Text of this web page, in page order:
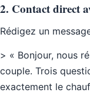
2. Contact direct
Rédigez un
> « Bonjour, nous
couple. Trois
exactement le